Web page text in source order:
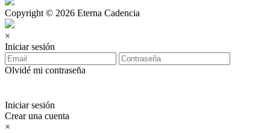
Copyright © 2026 Eterna Cadencia
×
Iniciar sesión
Olvidé mi contraseña
Iniciar sesión
Crear una cuenta
×